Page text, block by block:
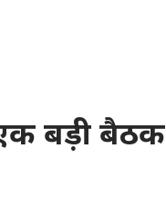
बड़ी बैठक